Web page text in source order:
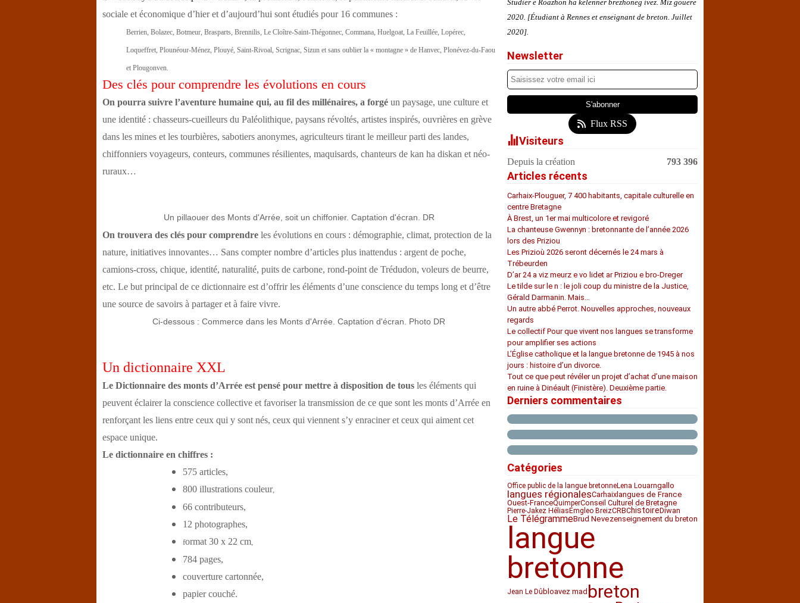
sociale et économique d’hier et d’aujourd’hui sont étudiés pour 16 communes :
Berrien, Bolazec, Botmeur, Brasparts, Brennilis, Le Cloître-Saint-Thégonnec, Commana, Huelgoat, La Feuillée, Lopérec,
Loqueffret, Plounéour-Ménez, Plouyé, Saint-Rivoal, Scrignac, Sizun et sans oublier la « montagne » de Hanvec, Plonévez-du-Faou
et Plougonven.
Des clés pour comprendre les évolutions en cours
On pourra suivre l’aventure humaine qui, au fil des millénaires, a forgé un paysage, une culture et
une identité : chasseurs-cueilleurs du Paléolithique, paysans révoltés, artistes inspirés, ouvrières en grève
dans les mines et les tourbières, sabotiers anonymes, agriculteurs tirant le meilleur parti des landes,
chiffonniers voyageurs, conteurs, communes résilientes, maquisards, chanteurs de kan ha diskan et néo-
ruraux…
Un pillaouer des Monts d'Arrée, soit un chiffonier. Captation d'écran. DR
On trouvera des clés pour comprendre les évolutions en cours : démographie, climat, protection de la
nature, initiatives innovantes… Sans compter nombre d’articles plus inattendus : argent de poche,
camions-cross, chique, identité, naturalité, puits de carbone, rond-point de Trédudon, voleurs de beurre,
etc. Le but principal de ce dictionnaire est d’offrir les éléments d’une conscience du temps long et d’être
une source de savoirs à partager et à faire vivre.
Ci-dessous : Commerce dans les Monts d'Arrée. Captation d'écran. Photo DR
Un dictionnaire XXL
Le Dictionnaire des monts d’Arrée est pensé pour mettre à disposition de tous les éléments qui
peuvent éclairer la conscience collective et favoriser la transmission de ce que sont les monts d’Arrée en
renforçant les liens entre ceux qui y sont nés, ceux qui viennent s’y enraciner et ceux qui aiment cet
espace unique.
Le dictionnaire en chiffres :
575 articles,
800 illustrations couleur,
66 contributeurs,
12 photographes,
format 30 x 22 cm,
784 pages,
couverture cartonnée,
papier couché.
Studier e Roazhon ha kelenner brezhoneg ivez. Miz gouere
2020. [Étudiant à Rennes et enseignant de breton. Juillet
2020].
Newsletter
Flux RSS
Visiteurs
Depuis la création 793 396
Articles récents
Carhaix-Plouguer, 7 400 habitants, capitale culturelle en
centre Bretagne
À Brest, un 1er mai multicolore et revigoré
La chanteuse Gwennyn : bretonnante de l’année 2026
lors des Priziou
Les Prizioù 2026 seront décernés le 24 mars à
Trébeurden
D’ar 24 a viz meurz e vo lidet ar Priziou e bro-Dreger
Le tilde sur le n : le joli coup du ministre de la Justice,
Gérald Darmanin. Mais…
Un autre abbé Perrot. Nouvelles approches, nouveaux
regards
Le collectif Pour que vivent nos langues se transforme
pour amplifier ses actions
L’Église catholique et la langue bretonne de 1945 à nos
jours : histoire d’un divorce.
Tout ce que peut révéler un projet d’achat d’une maison
en ruine à Dinéault (Finistère). Deuxième partie.
Derniers commentaires
Catégories
Office public de la langue bretonneLena Louarngallo
langues régionalesCarhaix langues de France
Ouest-FranceQuimperConseil Culturel de Bretagne
Pierre-Jakez HéliasEmgleo BreizCRBChistoireDiwan
Le TélégrammeBrud Nevezenseignement du breton
langue
bretonne
Jean Le Dû bloavez mad breton